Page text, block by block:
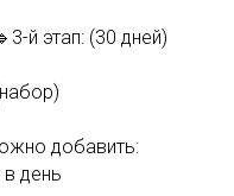
й этап: (30 дней)
добавить:
в день